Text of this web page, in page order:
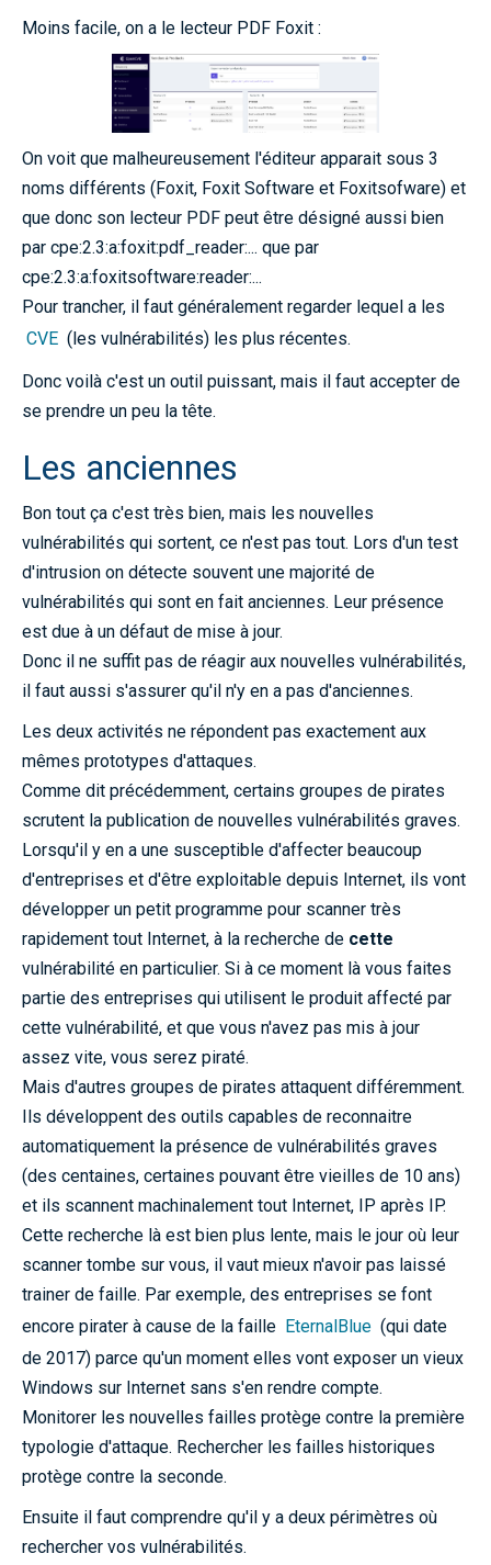
Moins facile, on a le lecteur PDF Foxit :
On voit que malheureusement l'éditeur apparait sous 3
noms différents (Foxit, Foxit Software et Foxitsofware) et
que donc son lecteur PDF peut être désigné aussi bien
par cpe:2.3:a:foxit:pdf_reader:... que par
cpe:2.3:a:foxitsoftware:reader:...
Pour trancher, il faut généralement regarder lequel a les
CVE (les vulnérabilités) les plus récentes.
Donc voilà c'est un outil puissant, mais il faut accepter de
se prendre un peu la tête.
Les anciennes
Bon tout ça c'est très bien, mais les nouvelles
vulnérabilités qui sortent, ce n'est pas tout. Lors d'un test
d'intrusion on détecte souvent une majorité de
vulnérabilités qui sont en fait anciennes. Leur présence
est due à un défaut de mise à jour.
Donc il ne suffit pas de réagir aux nouvelles vulnérabilités,
il faut aussi s'assurer qu'il n'y en a pas d'anciennes.
Les deux activités ne répondent pas exactement aux
mêmes prototypes d'attaques.
Comme dit précédemment, certains groupes de pirates
scrutent la publication de nouvelles vulnérabilités graves.
Lorsqu'il y en a une susceptible d'affecter beaucoup
d'entreprises et d'être exploitable depuis Internet, ils vont
développer un petit programme pour scanner très
rapidement tout Internet, à la recherche de cette
vulnérabilité en particulier. Si à ce moment là vous faites
partie des entreprises qui utilisent le produit affecté par
cette vulnérabilité, et que vous n'avez pas mis à jour
assez vite, vous serez piraté.
Mais d'autres groupes de pirates attaquent différemment.
Ils développent des outils capables de reconnaitre
automatiquement la présence de vulnérabilités graves
(des centaines, certaines pouvant être vieilles de 10 ans)
et ils scannent machinalement tout Internet, IP après IP.
Cette recherche là est bien plus lente, mais le jour où leur
scanner tombe sur vous, il vaut mieux n'avoir pas laissé
trainer de faille. Par exemple, des entreprises se font
encore pirater à cause de la faille EternalBlue (qui date
de 2017) parce qu'un moment elles vont exposer un vieux
Windows sur Internet sans s'en rendre compte.
Monitorer les nouvelles failles protège contre la première
typologie d'attaque. Rechercher les failles historiques
protège contre la seconde.
Ensuite il faut comprendre qu'il y a deux périmètres où
rechercher vos vulnérabilités.